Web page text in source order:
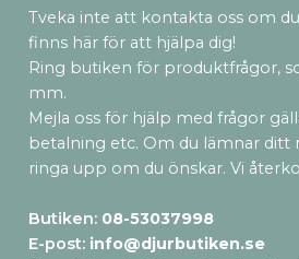
Tveka inte att kontakta oss om
finns här för att hjälpa dig!
Ring butiken för produktfrågor,
mm.
Mejla oss för hjälp med frågor
betalning etc. Om du lämnar ditt
ringa upp om du önskar. Vi
Butiken: 08-53037998
E-post: info@djurbutiken.se